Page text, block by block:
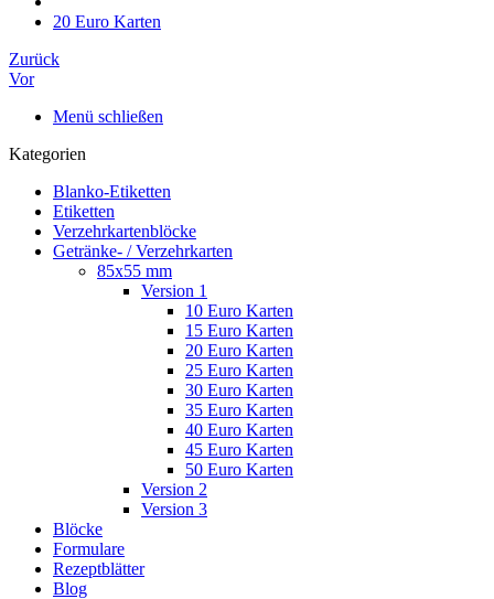
20 Euro Karten
Zurück
Vor
Menü schließen
Kategorien
Blanko-Etiketten
Etiketten
Verzehrkartenblöcke
Getränke- / Verzehrkarten
85x55 mm
Version 1
10 Euro Karten
15 Euro Karten
20 Euro Karten
25 Euro Karten
30 Euro Karten
35 Euro Karten
40 Euro Karten
45 Euro Karten
50 Euro Karten
Version 2
Version 3
Blöcke
Formulare
Rezeptblätter
Blog